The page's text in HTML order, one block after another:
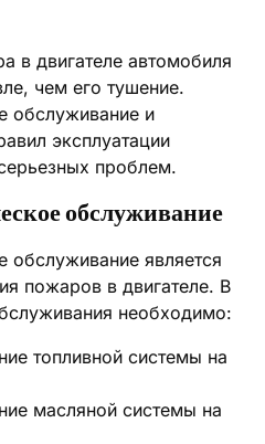
в двигателе автомобиля
чем его тушение.
обслуживание и
эксплуатации
проблем.
обслуживание
обслуживание является
пожаров в двигателе. В
необходимо:
топливной системы на
масляной системы на